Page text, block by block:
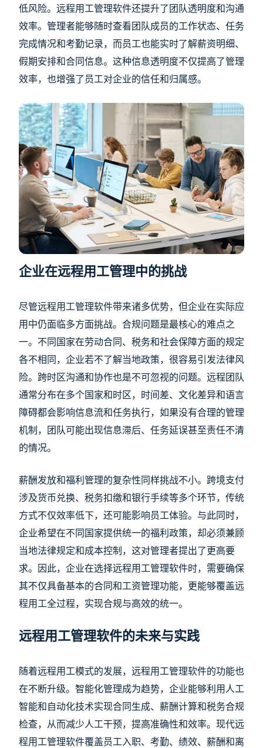
低风险。远程用工管理软件还提升了团队透明度和沟通
效率。管理者能够随时查看团队成员的工作状态、任务
完成情况和考勤记录，而员工也能实时了解薪资明细、
假期安排和合同信息。这种信息透明度不仅提高了管理
效率，也增强了员工对企业的信任和归属感。
企业在远程用工管理中的挑战
尽管远程用工管理软件带来诸多优势，但企业在实际应
用中仍面临多方面挑战。合规问题是最核心的难点之
一。不同国家在劳动合同、税务和社会保障方面的规定
各不相同，企业若不了解当地政策，很容易引发法律风
险。跨时区沟通和协作也是不可忽视的问题。远程团队
通常分布在多个国家和时区，时间差、文化差异和语言
障碍都会影响信息流和任务执行，如果没有合理的管理
机制，团队可能出现信息滞后、任务延误甚至责任不清
的情况。
薪酬发放和福利管理的复杂性同样挑战不小。跨境支付
涉及货币兑换、税务扣缴和银行手续等多个环节，传统
方式不仅效率低下，还可能影响员工体验。与此同时，
企业希望在不同国家提供统一的福利政策，却必须兼顾
当地法律规定和成本控制，这对管理者提出了更高要
求。因此，企业在选择远程用工管理软件时，需要确保
其不仅具备基本的合同和工资管理功能，更能够覆盖远
程用工全过程，实现合规与高效的统一。
远程用工管理软件的未来与实践
随着远程用工模式的发展，远程用工管理软件的功能也
在不断升级。智能化管理成为趋势，企业能够利用人工
智能和自动化技术实现合同生成、薪酬计算和税务合规
检查，从而减少人工干预，提高准确性和效率。现代远
程用工管理软件覆盖员工入职、考勤、绩效、薪酬和离